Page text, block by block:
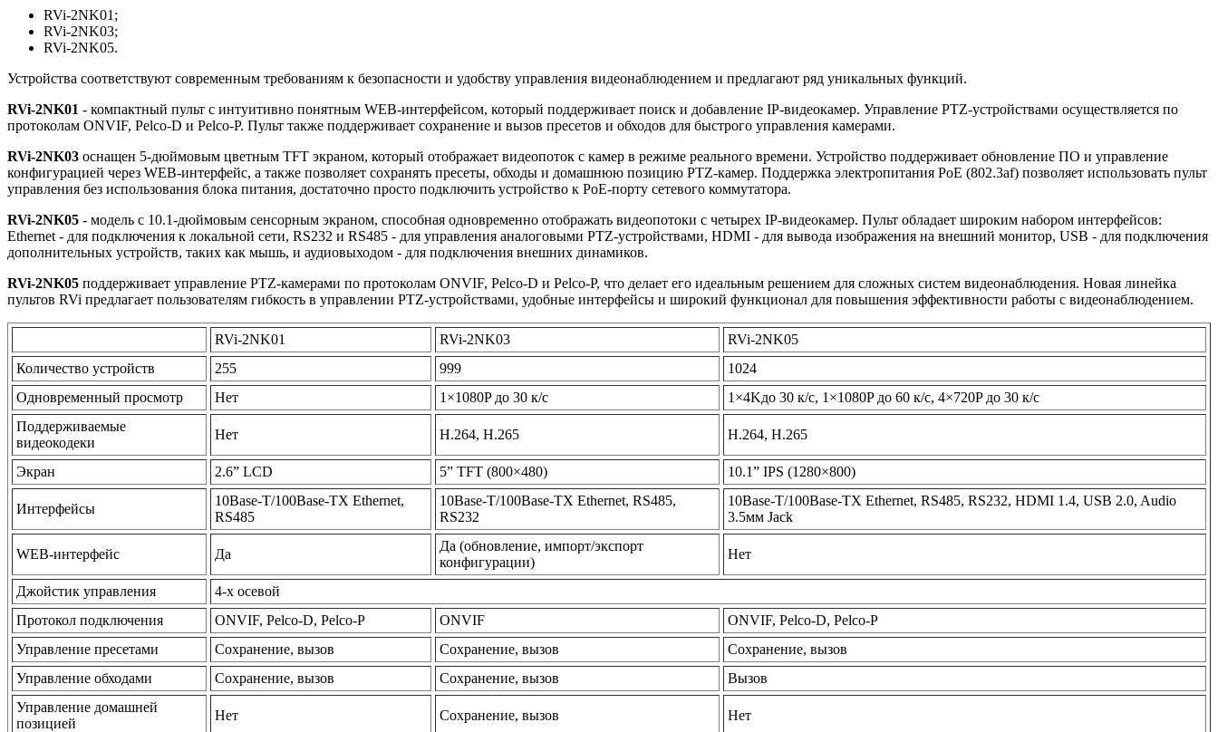
RVi-2NK01 ;
RVi-2NK03;
RVi-2NK05.
Устройства соответствуют современным требованиям к безопасности и удобству управления видеонаблюдением и предлагают ряд уникальных функций.
RVi-2NK01 - компактный пульт с интуитивно понятным WEB-интерфейсом, который поддерживает поиск и добавление IP-видеокамер. Управление PTZ-устройствами осуществляется по
протоколам ONVIF, Pelco-D и Pelco-P. Пульт также поддерживает сохранение и вызов пресетов и обходов для быстрого управления камерами.
RVi-2NK03 оснащен 5-дюймовым цветным TFT экраном, который отображает видеопоток с камер в режиме реального времени. Устройство поддерживает обновление ПО и управление
конфигурацией через WEB-интерфейс, а также позволяет сохранять пресеты, обходы и домашнюю позицию PTZ-камер. Поддержка электропитания PoE (802.3af) позволяет использовать пульт
управления без использования блока питания, достаточно просто подключить устройство к PoE-порту сетевого коммутатора.
RVi-2NK05 - модель с 10.1-дюймовым сенсорным экраном, способная одновременно отображать видеопотоки с четырех IP-видеокамер. Пульт обладает широким набором интерфейсов:
Ethernet - для подключения к локальной сети, RS232 и RS485 - для управления аналоговыми PTZ-устройствами, HDMI - для вывода изображения на внешний монитор, USB - для подключения
дополнительных устройств, таких как мышь, и аудиовыходом - для подключения внешних динамиков.
RVi-2NK05 поддерживает управление PTZ-камерами по протоколам ONVIF, Pelco-D и Pelco-P, что делает его идеальным решением для сложных систем видеонаблюдения. Новая линейка
пультов RVi предлагает пользователям гибкость в управлении PTZ-устройствами, удобные интерфейсы и широкий функционал для повышения эффективности работы с видеонаблюдением.
RVi-2NK01 RVi-2NK03
RVi-2NK05
Количество устройств
255 999
1024
Одновременный просмотр
Нет 1×1080P до 30 к/с
1×4Kдо 30 к/с, 1×1080P до 60 к/с, 4×720P до 30 к/с
Поддерживаемые
видеокодеки
Нет H.264, H.265 H.264, H.265
Экран 2.6” LCD 5” TFT (800×480) 10.1” IPS (1280×800)
Интерфейсы
10Base-T/100Base-TX Ethernet,
RS485
10Base-T/100Base-TX Ethernet, RS485,
RS232
10Base-T/100Base-TX Ethernet, RS485, RS232, HDMI 1.4, USB 2.0, Audio
3.5мм Jack
WEB-интерфейс Да
Да (обновление, импорт/экспорт
конфигурации)
Нет
Джойстик управления
4-х осевой
Протокол подключения
ONVIF, Pelco-D, Pelco-P ONVIF
ONVIF, Pelco-D, Pelco-P
Управление пресетами
Сохранение, вызов Сохранение, вызов
Сохранение, вызов
Управление обходами
Сохранение, вызов Сохранение, вызов
Вызов
Управление домашней
позицией
Нет Сохранение, вызов Нет